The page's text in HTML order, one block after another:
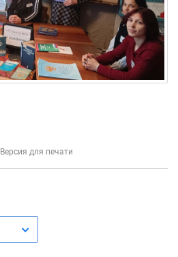
Версия для печати